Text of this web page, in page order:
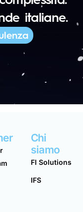
italiane.
Chi
siamo
FI Solutions
IFS